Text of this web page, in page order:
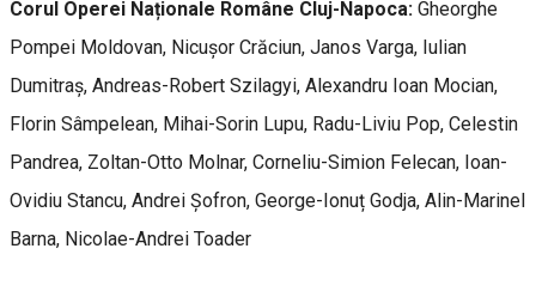
Corul Operei Naționale Române Cluj-Napoca: Gheorghe
Pompei Moldovan, Nicușor Crăciun, Janos Varga, Iulian
Dumitraș, Andreas-Robert Szilagyi, Alexandru Ioan Mocian,
Florin Sâmpelean, Mihai-Sorin Lupu, Radu-Liviu Pop, Celestin
Pandrea, Zoltan-Otto Molnar, Corneliu-Simion Felecan, Ioan-
Ovidiu Stancu, Andrei Șofron, George-Ionuț Godja, Alin-Marinel
Barna, Nicolae-Andrei Toader